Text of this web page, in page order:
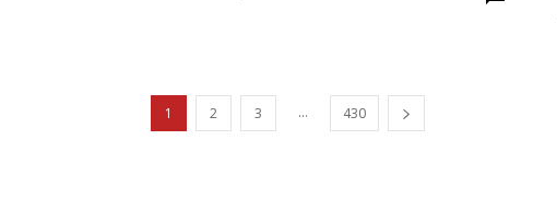
1 2 3 ... 430